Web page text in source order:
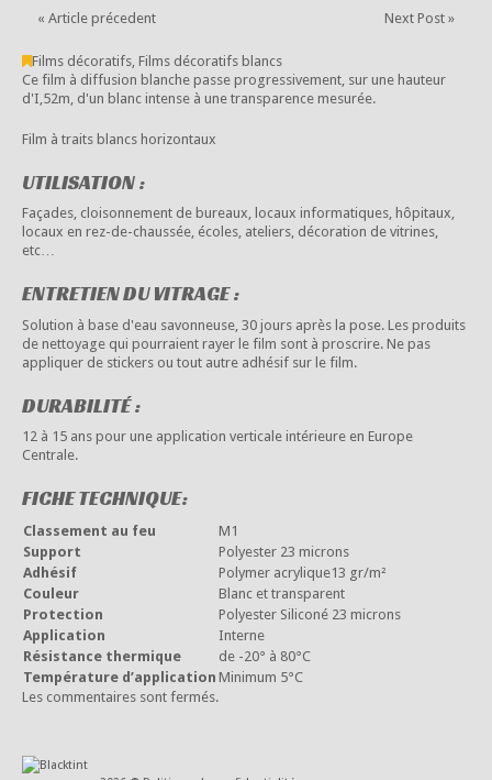
« Article précedent Next Post »
Films décoratifs Films décoratifs blancs
Ce film à diffusion blanche passe progressivement, sur une hauteur
d'I,52m, d'un blanc intense à une transparence mesurée.
Film à traits blancs horizontaux
UTILISATION :
Façades, cloisonnement de bureaux, locaux informatiques, hôpitaux,
locaux en rez-de-chaussée, écoles, ateliers, décoration de vitrines,
etc…
ENTRETIEN DU VITRAGE :
Solution à base d'eau savonneuse, 30 jours après la pose. Les produits
de nettoyage qui pourraient rayer le film sont à proscrire. Ne pas
appliquer de stickers ou tout autre adhésif sur le film.
DURABILITÉ :
12 à 15 ans pour une application verticale intérieure en Europe
Centrale.
FICHE TECHNIQUE:
Classement au feu
M1
Support
Polyester 23 microns
Adhésif
Polymer acrylique13 gr/m²
Couleur
Blanc et transparent
Protection
Polyester Siliconé 23 microns
Application
Interne
Résistance thermique
de -20° à 80°C
Température d’application Minimum 5°C
Les commentaires sont fermés.